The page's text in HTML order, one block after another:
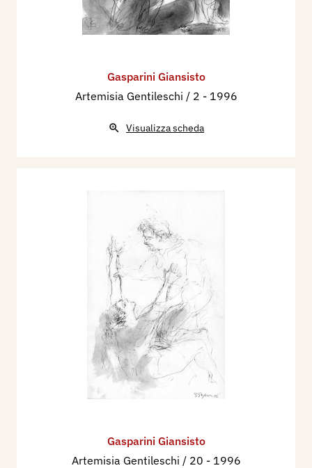
Gasparini Giansisto
Artemisia Gentileschi / 2 - 1996
Visualizza scheda
Gasparini Giansisto
Artemisia Gentileschi / 20 - 1996